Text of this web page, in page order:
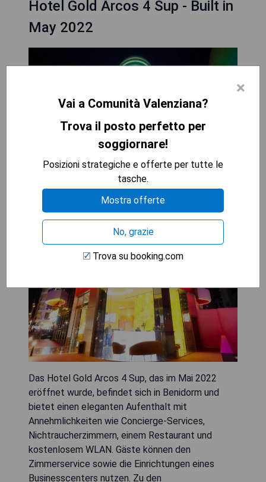
Hotel Gold Arcos 4 Sup - Built in
May 2022
Das Hotel Gold Arcos 4 Sup, das im Mai 2022
eröffnet wurde, befindet sich in Benidorm und
bietet einen eleganten Aufenthalt mit
Annehmlichkeiten wie Concierge-Services,
Nichtraucherzimmern, einem Restaurant und
kostenlosem WLAN. Gäste können den
Zimmerservice sowie die Einrichtungen eines
Businesscenters nutzen. Zu den
×
Vai a Comunità Valenziana?
Trova il posto perfetto per
soggiornare!
Posizioni strategiche e offerte per tutte le
tasche.
Mostra offerte
No, grazie
Trova su booking.com